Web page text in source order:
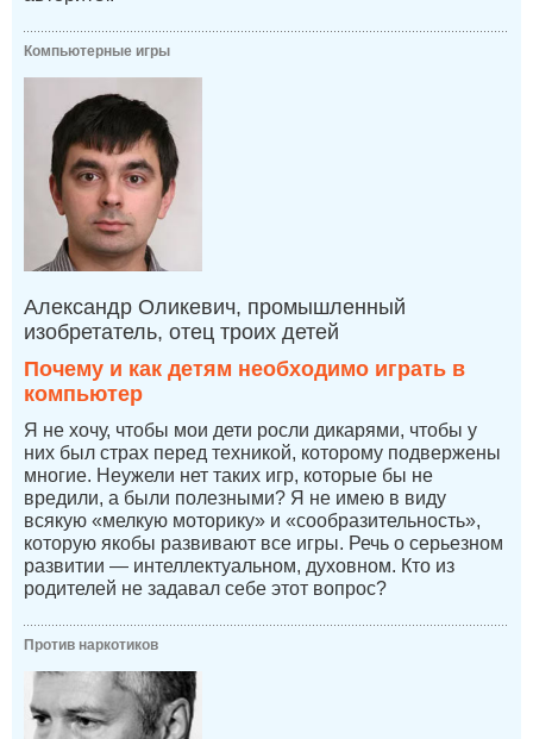
Компьютерные игры
Александр Оликевич, промышленный
изобретатель, отец троих детей
Почему и как детям необходимо играть в
компьютер
Я не хочу, чтобы мои дети росли дикарями, чтобы у
них был страх перед техникой, которому подвержены
многие. Неужели нет таких игр, которые бы не
вредили, а были полезными? Я не имею в виду
всякую «мелкую моторику» и «сообразительность»,
которую якобы развивают все игры. Речь о серьезном
развитии — интеллектуальном, духовном. Кто из
родителей не задавал себе этот вопрос?
Против наркотиков